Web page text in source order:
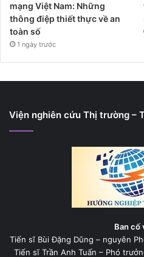
mạng Việt Nam: Những
thông điệp thiết thực về an
toàn số
1 ngày trước
Viện nghiên cứu Thị trường –
Ban cố
Tiến sĩ Bùi Đặng Dũng – nguyên
Tiến sĩ Trần Anh Tuấn – Phó